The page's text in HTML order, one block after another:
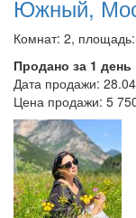
Южный,
Комнат: 2,
Продано за 1 день
Дата продажи:
Цена продажи: 5